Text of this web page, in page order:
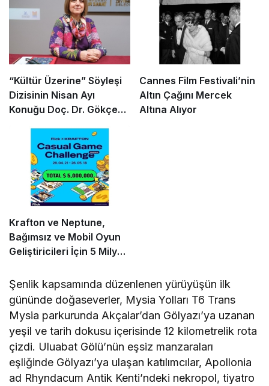
“Kültür Üzerine” Söyleşi
Dizisinin Nisan Ayı
Konuğu Doç. Dr. Gökçe
Cannes Film Festivali’nin
Altın Çağını Mercek
Altına Alıyor
Krafton ve Neptune,
Bağımsız ve Mobil Oyun
Geliştiricileri İçin 5 Milyon
Yarışmasını Başlattı
Şenlik kapsamında düzenlenen yürüyüşün ilk
gününde doğaseverler, Mysia Yolları T6 Trans
Mysia parkurunda Akçalar’dan Gölyazı’ya uzanan
yeşil ve tarih dokusu içerisinde 12 kilometrelik rota
çizdi. Uluabat Gölü’nün eşsiz manzaraları
eşliğinde Gölyazı’ya ulaşan katılımcılar, Apollonia
ad Rhyndacum Antik Kenti’ndeki nekropol, tiyatro